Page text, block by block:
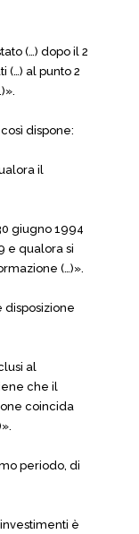
(…) dopo il 2
(…) al punto 2
dispone:
il
giugno 1994
e qualora si
(…)».
al
che il
coincida
periodo, di
è